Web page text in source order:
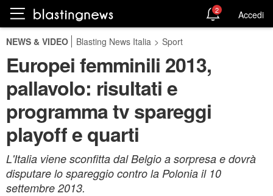
2 Accedi
NEWS & VIDEO Blasting News Italia > Sport
Europei femminili 2013,
pallavolo: risultati e
programma tv spareggi
playoff e quarti
L'Italia viene sconfitta dal Belgio a sorpresa e dovrà
disputare lo spareggio contro la Polonia il 10
settembre 2013.